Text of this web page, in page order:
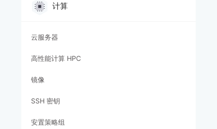
计算
云服务器
高性能计算 HPC
镜像
SSH 密钥
安置策略组